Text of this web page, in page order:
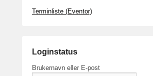
Terminliste (Eventor)
Loginstatus
Brukernavn eller E-post